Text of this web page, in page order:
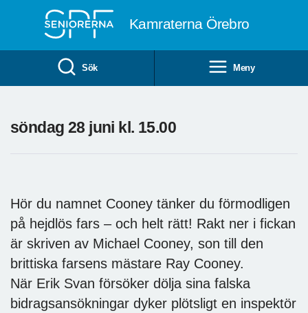
Kamraterna Örebro
Sök Meny
söndag 28 juni kl. 15.00
Hör du namnet Cooney tänker du förmodligen
på hejdlös fars – och helt rätt! Rakt ner i fickan
är skriven av Michael Cooney, son till den
brittiska farsens mästare Ray Cooney.
När Erik Svan försöker dölja sina falska
bidragsansökningar dyker plötsligt en inspektör